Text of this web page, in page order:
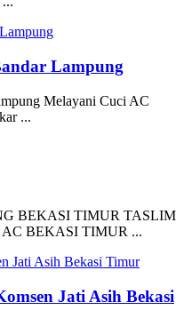
Lampung
Melayani Cuci AC
...
BEKASI TIMUR TASLIM
AC BEKASI TIMUR ...
Jati Asih Bekasi